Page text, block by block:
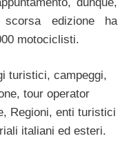
edizione ha
motociclisti.
turistici, campeggi,
tour operator
Regioni, enti turistici
italiani ed esteri.